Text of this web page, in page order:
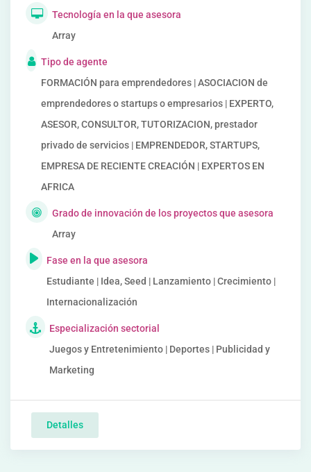
Tecnología en la que asesora
Array
Tipo de agente
FORMACIÓN para emprendedores | ASOCIACION de
emprendedores o startups o empresarios | EXPERTO,
ASESOR, CONSULTOR, TUTORIZACION, prestador
privado de servicios | EMPRENDEDOR, STARTUPS,
EMPRESA DE RECIENTE CREACIÓN | EXPERTOS EN
AFRICA
Grado de innovación de los proyectos que asesora
Array
Fase en la que asesora
Estudiante | Idea, Seed | Lanzamiento | Crecimiento |
Internacionalización
Especialización sectorial
Juegos y Entretenimiento | Deportes | Publicidad y
Marketing
Detalles